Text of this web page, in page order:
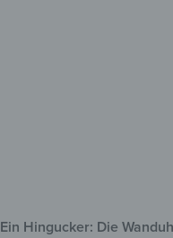
Ein Hingucker: Die